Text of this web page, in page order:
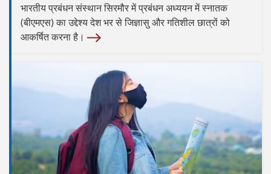
भारतीय प्रबंधन संस्थान सिरमौर में प्रबंधन अध्ययन में स्नातक
(बीएमएस) का उद्देश्य देश भर से जिज्ञासु और गतिशील छात्रों को
आकर्षित करना है।